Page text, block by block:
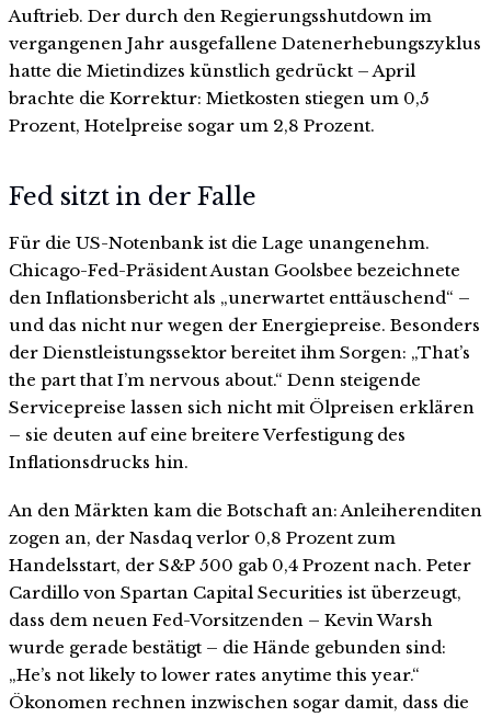
Auftrieb. Der durch den Regierungsshutdown im
vergangenen Jahr ausgefallene Datenerhebungszyklus
hatte die Mietindizes künstlich gedrückt – April
brachte die Korrektur: Mietkosten stiegen um 0,5
Prozent, Hotelpreise sogar um 2,8 Prozent.
Fed sitzt in der Falle
Für die US-Notenbank ist die Lage unangenehm.
Chicago-Fed-Präsident Austan Goolsbee bezeichnete
den Inflationsbericht als „unerwartet enttäuschend“ –
und das nicht nur wegen der Energiepreise. Besonders
der Dienstleistungssektor bereitet ihm Sorgen: „That’s
the part that I’m nervous about.“ Denn steigende
Servicepreise lassen sich nicht mit Ölpreisen erklären
– sie deuten auf eine breitere Verfestigung des
Inflationsdrucks hin.
An den Märkten kam die Botschaft an: Anleiherenditen
zogen an, der Nasdaq verlor 0,8 Prozent zum
Handelsstart, der S&P 500 gab 0,4 Prozent nach. Peter
Cardillo von Spartan Capital Securities ist überzeugt,
dass dem neuen Fed-Vorsitzenden – Kevin Warsh
wurde gerade bestätigt – die Hände gebunden sind:
„He’s not likely to lower rates anytime this year.“
Ökonomen rechnen inzwischen sogar damit, dass die